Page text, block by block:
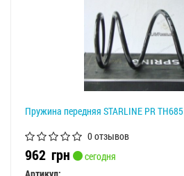
Пружина передняя STARLINE PR TH685
0 отзывов
962 грн
сегодня
Артикул: